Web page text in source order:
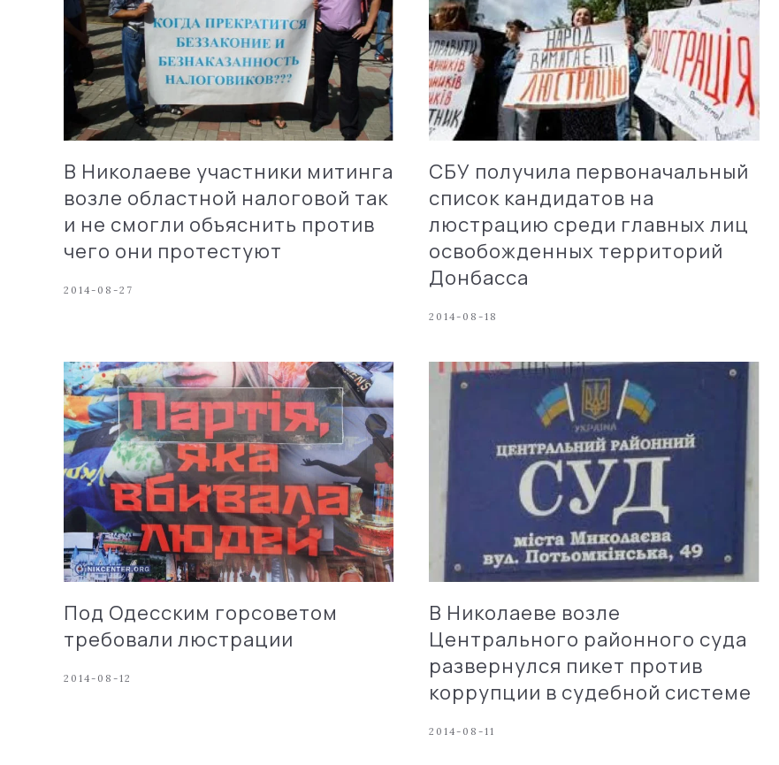
В Николаеве участники митинга
возле областной налоговой так
и не смогли объяснить против
чего они протестуют
2014-08-27
СБУ получила первоначальный
список кандидатов на
люстрацию среди главных лиц
освобожденных территорий
Донбасса
2014-08-18
Под Одесским горсоветом
требовали люстрации
2014-08-12
В Николаеве возле
Центрального районного суда
развернулся пикет против
коррупции в судебной системе
2014-08-11